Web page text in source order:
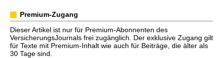
Premium-Zugang
Dieser Artikel ist nur für Premium-Abonnenten des
VersicherungsJournals frei zugänglich. Der exklusive Zugang gilt
für Texte mit Premium-Inhalt wie auch für Beiträge, die älter als
30 Tage sind.